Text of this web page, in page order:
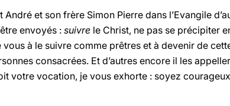
et son frère Simon Pierre dans l’Evangile
envoyés : suivre le Christ, ne pas se précipiter
à le suivre comme prêtres et à devenir de
consacrées. Et d’autres encore il les
votre vocation, je vous exhorte : soyez